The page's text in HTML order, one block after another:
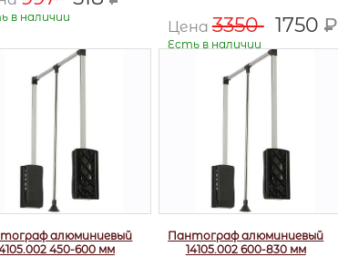
в наличии
Цена33501750 Р
Есть в наличии
алюминиевый
450-600 мм
Пантограф алюминиевый
14105.002 600-830 мм